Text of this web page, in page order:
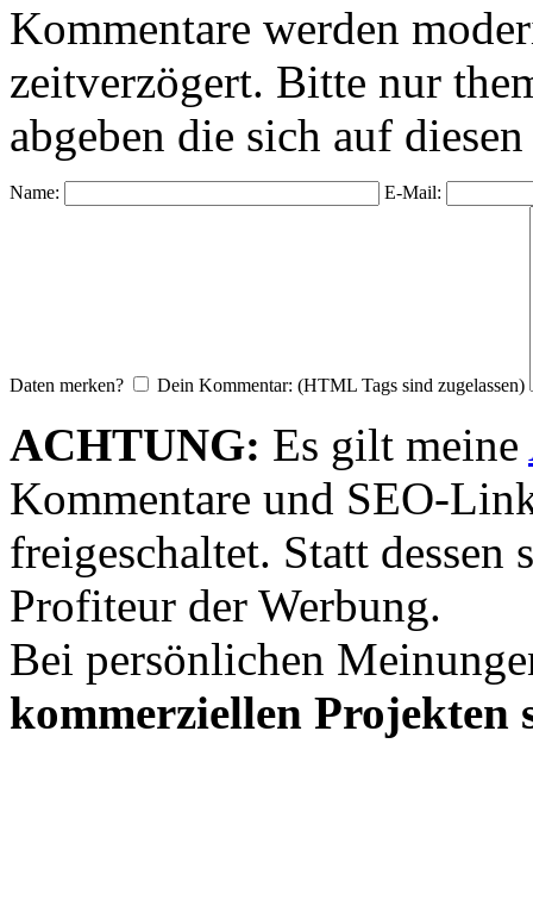
Kommentare werden
zeitverzögert. Bitte nur
abgeben die sich auf
Name: E-Mail:
Daten merken? Dein Kommentar: (HTML Tags sind zugelassen)
ACHTUNG: Es gilt meine
Kommentare und SEO-
freigeschaltet. Statt dessen
Profiteur der Werbung.
Bei persönlichen
kommerziellen Projekten